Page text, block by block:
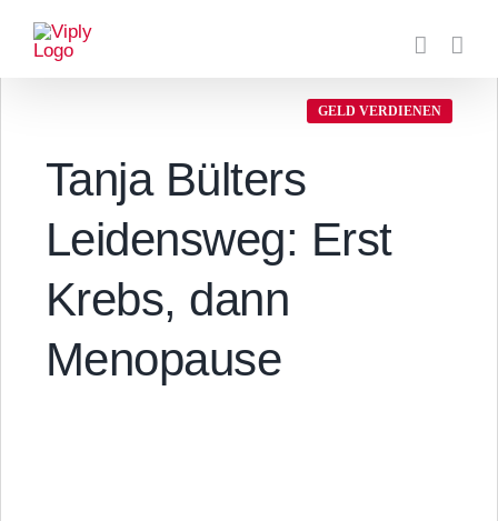
Inhalt
springen
GELD VERDIENEN
Tanja Bülters
Leidensweg: Erst
Krebs, dann
Menopause